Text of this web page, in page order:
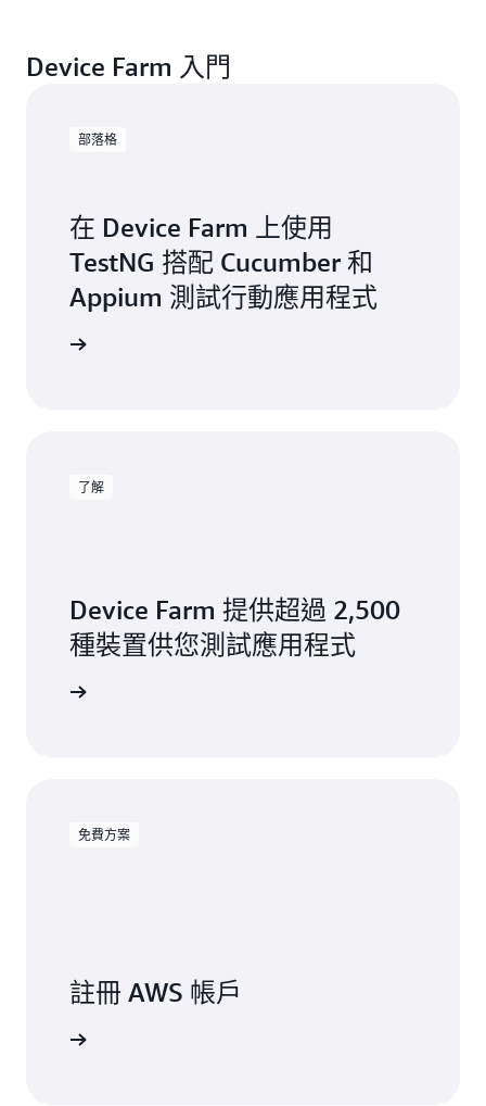
Device Farm 入門
部落格
在 Device Farm 上使用
TestNG 搭配 Cucumber 和
Appium 測試行動應用程式
了解
Device Farm 提供超過 2,500
種裝置供您測試應用程式
免費方案
註冊 AWS 帳戶